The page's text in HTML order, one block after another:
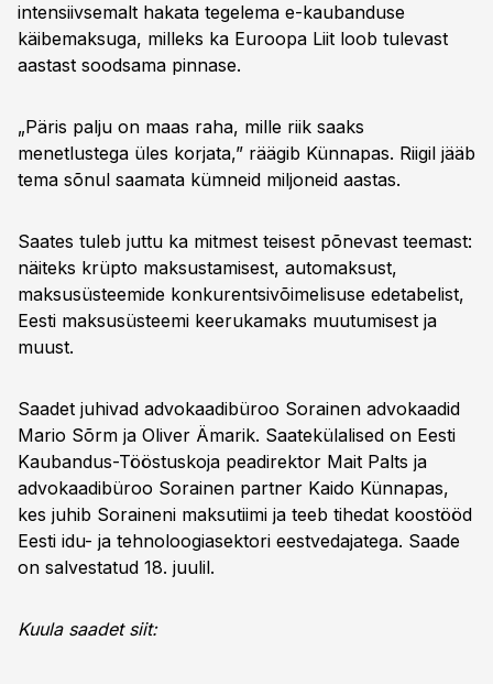
intensiivsemalt hakata tegelema e-kaubanduse
käibemaksuga, milleks ka Euroopa Liit loob tulevast
aastast soodsama pinnase.
„Päris palju on maas raha, mille riik saaks
menetlustega üles korjata,” räägib Künnapas. Riigil jääb
tema sõnul saamata kümneid miljoneid aastas.
Saates tuleb juttu ka mitmest teisest põnevast teemast:
näiteks krüpto maksustamisest, automaksust,
maksusüsteemide konkurentsivõimelisuse edetabelist,
Eesti maksusüsteemi keerukamaks muutumisest ja
muust.
Saadet juhivad advokaadibüroo Sorainen advokaadid
Mario Sõrm ja Oliver Ämarik. Saatekülalised on Eesti
Kaubandus-Tööstuskoja peadirektor Mait Palts ja
advokaadibüroo Sorainen partner Kaido Künnapas,
kes juhib Soraineni maksutiimi ja teeb tihedat koostööd
Eesti idu- ja tehnoloogiasektori eestvedajatega. Saade
on salvestatud 18. juulil.
Kuula saadet siit: